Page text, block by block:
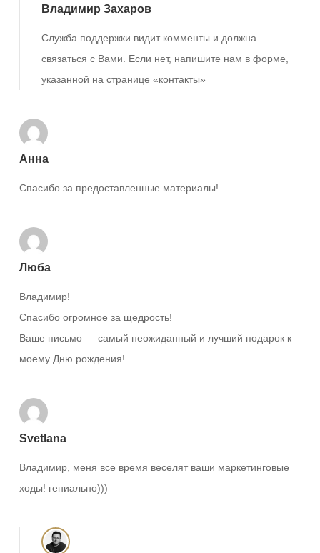
Владимир Захаров
Служба поддержки видит комменты и должна
связаться с Вами. Если нет, напишите нам в форме,
указанной на странице «контакты»
Анна
Спасибо за предоставленные материалы!
Люба
Владимир!
Спасибо огромное за щедрость!
Ваше письмо — самый неожиданный и лучший подарок к
моему Дню рождения!
Svetlana
Владимир, меня все время веселят ваши маркетинговые
ходы! гениально)))